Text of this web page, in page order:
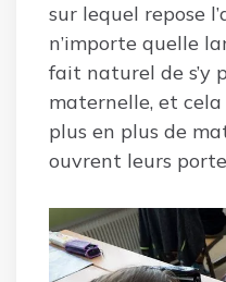
sur lequel repose
n’importe quelle
fait naturel de s’y
maternelle, et
plus en plus de
ouvrent leurs